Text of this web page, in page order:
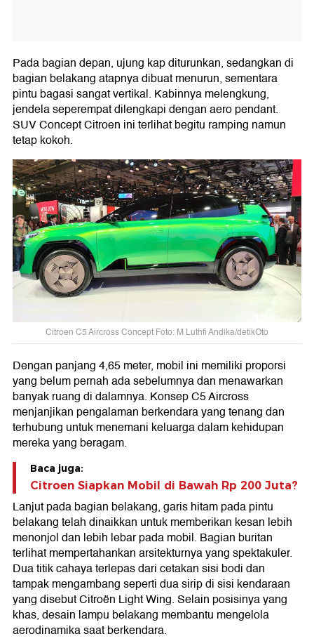
Pada bagian depan, ujung kap diturunkan, sedangkan di
bagian belakang atapnya dibuat menurun, sementara
pintu bagasi sangat vertikal. Kabinnya melengkung,
jendela seperempat dilengkapi dengan aero pendant.
SUV Concept Citroen ini terlihat begitu ramping namun
tetap kokoh.
Citroen C5 Aircross Concept Foto: M Luthfi Andika/detikOto
Dengan panjang 4,65 meter, mobil ini memiliki proporsi
yang belum pernah ada sebelumnya dan menawarkan
banyak ruang di dalamnya. Konsep C5 Aircross
menjanjikan pengalaman berkendara yang tenang dan
terhubung untuk menemani keluarga dalam kehidupan
mereka yang beragam.
Baca juga:
Citroen Siapkan Mobil di Bawah Rp 200 Juta?
Lanjut pada bagian belakang, garis hitam pada pintu
belakang telah dinaikkan untuk memberikan kesan lebih
menonjol dan lebih lebar pada mobil. Bagian buritan
terlihat mempertahankan arsitekturnya yang spektakuler.
Dua titik cahaya terlepas dari cetakan sisi bodi dan
tampak mengambang seperti dua sirip di sisi kendaraan
yang disebut Citroën Light Wing. Selain posisinya yang
khas, desain lampu belakang membantu mengelola
aerodinamika saat berkendara.